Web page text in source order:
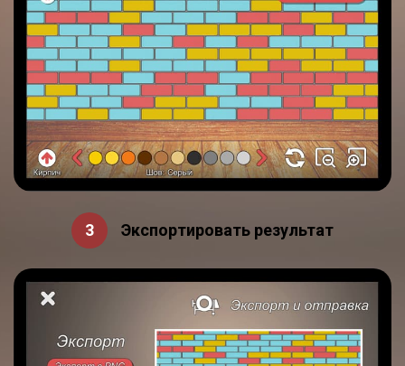
Экспортировать результат